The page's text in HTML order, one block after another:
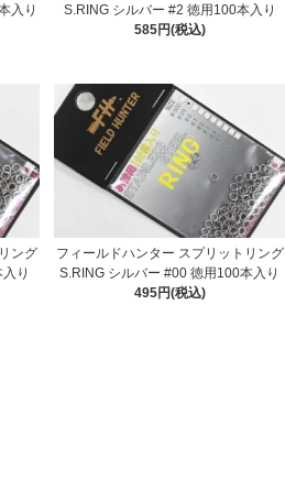
入り
S.RING シルバー #2 徳用100本入り
585円(税込)
ング
り
フィールドハンター スプリットリング
S.RING シルバー #00 徳用100本入り
495円(税込)